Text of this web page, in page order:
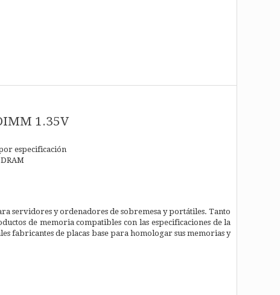
1.35V
especificación
servidores y ordenadores de sobremesa y portátiles. Tanto
de memoria compatibles con las especificaciones de la
fabricantes de placas base para homologar sus memorias y